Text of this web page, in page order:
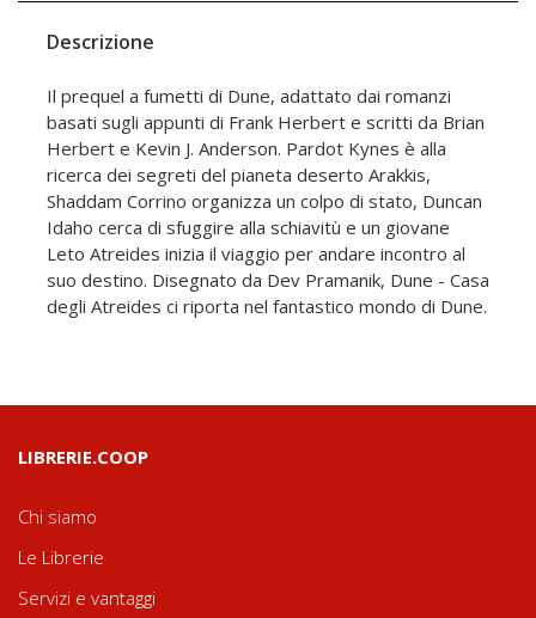
Descrizione
Il prequel a fumetti di Dune, adattato dai romanzi
basati sugli appunti di Frank Herbert e scritti da Brian
Herbert e Kevin J. Anderson. Pardot Kynes è alla
ricerca dei segreti del pianeta deserto Arakkis,
Shaddam Corrino organizza un colpo di stato, Duncan
Idaho cerca di sfuggire alla schiavitù e un giovane
Leto Atreides inizia il viaggio per andare incontro al
suo destino. Disegnato da Dev Pramanik, Dune - Casa
degli Atreides ci riporta nel fantastico mondo di Dune.
LIBRERIE.COOP
Chi siamo
Le Librerie
Servizi e vantaggi